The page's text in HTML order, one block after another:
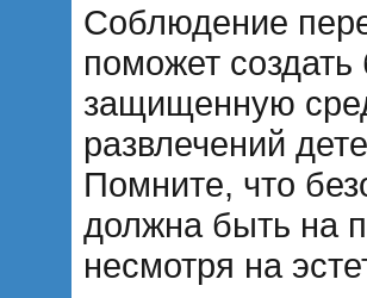
Соблюдение
поможет
защищенную
развлечений
Помните, что
должна быть на
несмотря на